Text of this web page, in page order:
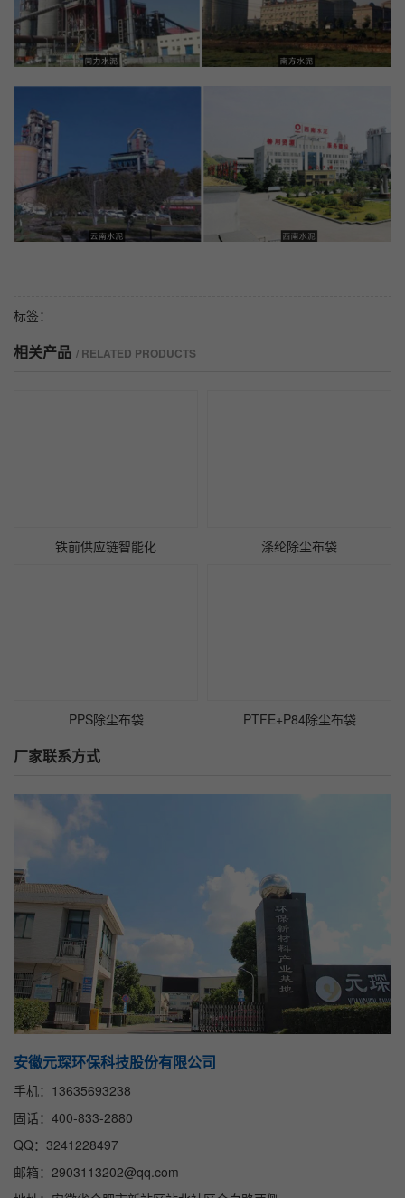
标签：
相关产品 / RELATED PRODUCTS
铁前供应链智能化 涤纶除尘布袋
PPS除尘布袋 PTFE+P84除尘布袋
厂家联系方式
安徽元琛环保科技股份有限公司
手机：13635693238
固话：400-833-2880
QQ：3241228497
邮箱：2903113202@qq.com